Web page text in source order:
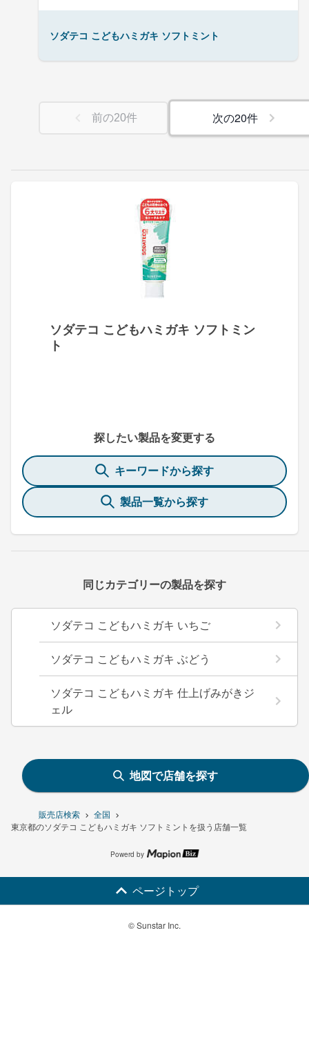
販売店検索
全国
東京都のソダテコ こどもハミガキ ソフトミントを扱う店舗一覧
ソダテコ こどもハミガキ ソフトミン
ト
探したい製品を変更する
キーワードから探す
製品一覧から探す
同じカテゴリーの製品を探す
ソダテコ こどもハミガキ いちご
ソダテコ こどもハミガキ ぶどう
ソダテコ こどもハミガキ 仕上げみがきジ
ェル
ソダテコ こどもハミガキ ソフトミント
前の20件 次の20件
地図で店舗を探す
Powerd by
ページトップ
© Sunstar Inc.